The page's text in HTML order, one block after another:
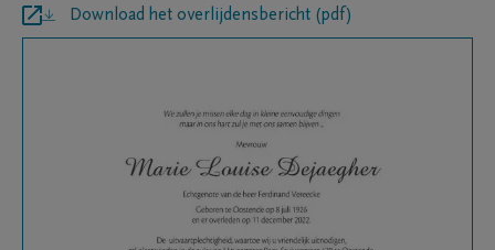
Download het overlijdensbericht (pdf)